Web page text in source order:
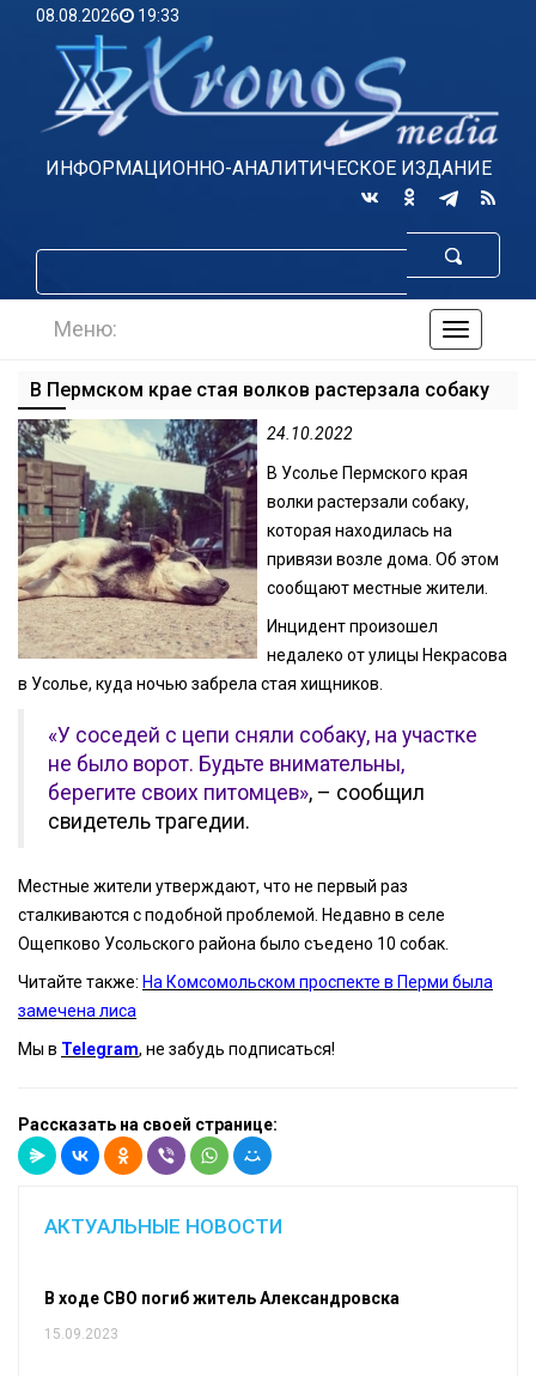
08.08.2026 19:33
ИНФОРМАЦИОННО-АНАЛИТИЧЕСКОЕ ИЗДАНИЕ
по
сайту
Меню:
В Пермском крае стая волков растерзала собаку
24.10.2022
В Усолье Пермского края
волки растерзали собаку,
которая находилась на
привязи возле дома. Об этом
сообщают местные жители.
Инцидент произошел
недалеко от улицы Некрасова
в Усолье, куда ночью забрела стая хищников.
«У соседей с цепи сняли собаку, на участке
не было ворот. Будьте внимательны,
берегите своих питомцев», – сообщил
свидетель трагедии.
Местные жители утверждают, что не первый раз
сталкиваются с подобной проблемой. Недавно в селе
Ощепково Усольского района было съедено 10 собак.
Читайте также: На Комсомольском проспекте в Перми была
замечена лиса
Мы в Telegram, не забудь подписаться!
Рассказать на своей странице:
АКТУАЛЬНЫЕ НОВОСТИ
В ходе СВО погиб житель Александровска
15.09.2023